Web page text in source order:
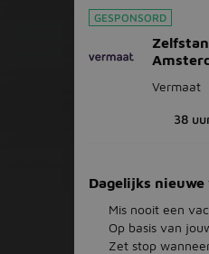
GESPONSORD
Vermaat
38
Dagelijks
Mis nooit een
Op basis van
Zet stop